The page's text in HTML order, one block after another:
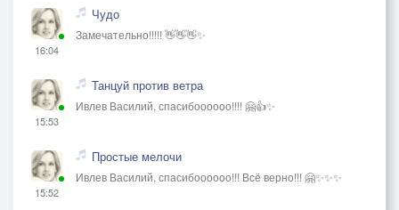
16:04
Чудо
Замечательно!!!!! 👋👋👋✨
15:53
Танцуй против ветра
Ивлев Василий, спасибоооооо!!!! 🤗👍✨
15:52
Простые мелочи
Ивлев Василий, спасибоооооо!!! Всё верно!!! 🤗✨✨✨